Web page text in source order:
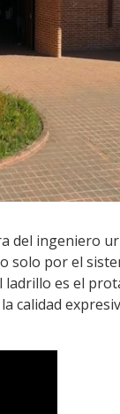
del ingeniero
solo por el
ladrillo es el
calidad